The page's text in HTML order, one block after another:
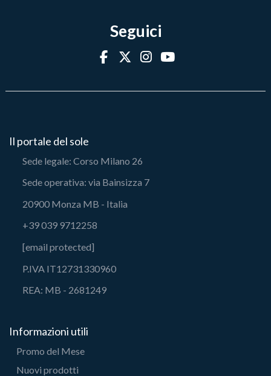
Seguici
Il portale del sole
Sede legale: Corso Milano 26
Sede operativa: via Bainsizza 7
20900 Monza MB - Italia
+39 039 9712258
[email protected]
P.IVA IT12731330960
REA: MB - 2681249
Informazioni utili
Promo del Mese
Nuovi prodotti